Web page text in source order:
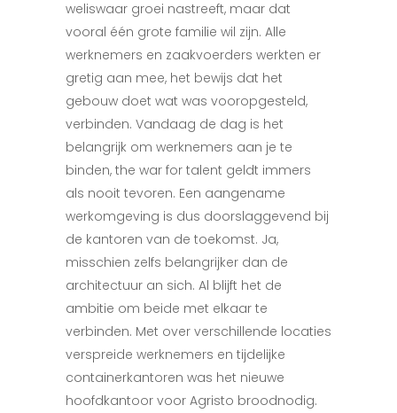
weliswaar groei nastreeft, maar dat
vooral één grote familie wil zijn. Alle
werknemers en zaakvoerders werkten er
gretig aan mee, het bewijs dat het
gebouw doet wat was vooropgesteld,
verbinden. Vandaag de dag is het
belangrijk om werknemers aan je te
binden, the war for talent geldt immers
als nooit tevoren. Een aangename
werkomgeving is dus doorslaggevend bij
de kantoren van de toekomst. Ja,
misschien zelfs belangrijker dan de
architectuur an sich. Al blijft het de
ambitie om beide met elkaar te
verbinden. Met over verschillende locaties
verspreide werknemers en tijdelijke
containerkantoren was het nieuwe
hoofdkantoor voor Agristo broodnodig.